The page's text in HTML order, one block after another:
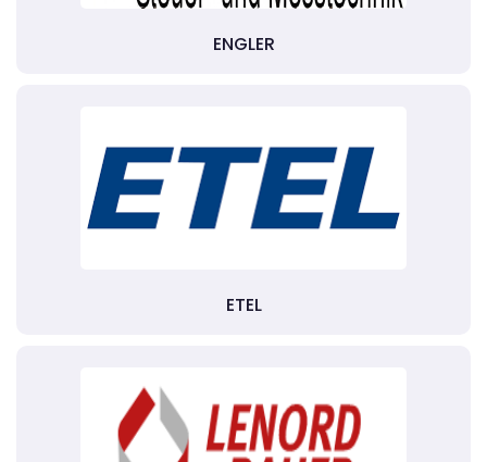
ENGLER
ETEL